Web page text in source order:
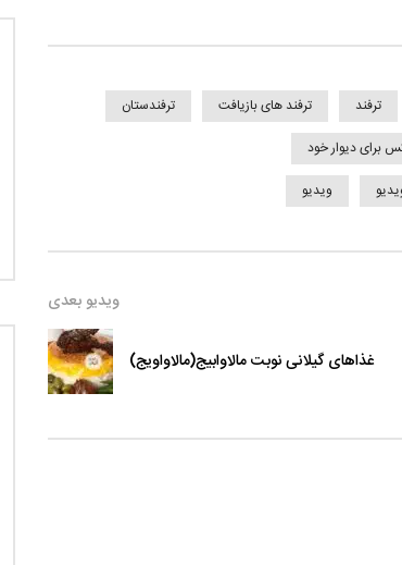
ترفند ترفند های بازیافت
ترفندستان
برای دیوار خود
ویدیو
ویدیو بعدی
غذاهای گیلانی نوبت مالاوابیج(مالاواویج)